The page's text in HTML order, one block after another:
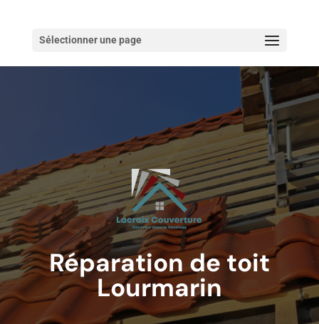
Sélectionner une page
Réparation de toit
Lourmarin